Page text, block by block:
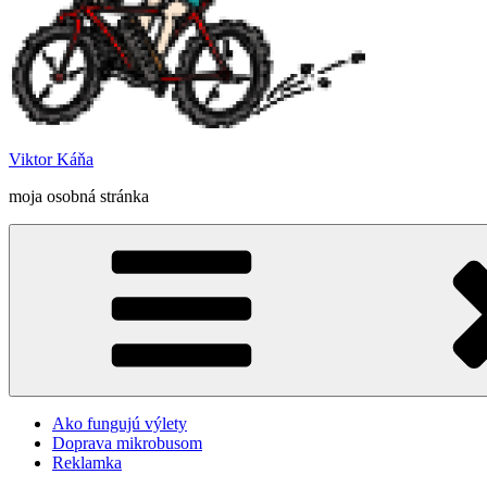
Viktor Káňa
moja osobná stránka
Ako fungujú výlety
Doprava mikrobusom
Reklamka